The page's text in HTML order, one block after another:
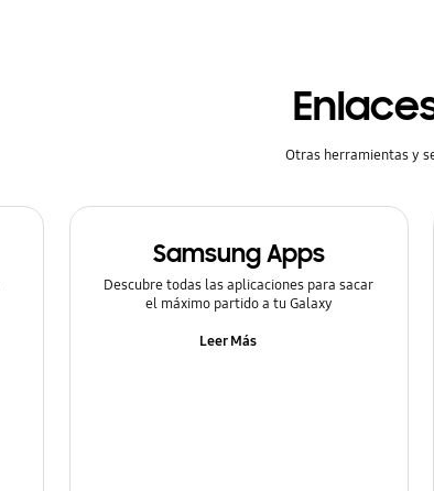
Otras herramientas y
Samsung Apps
Descubre todas las aplicaciones para sacar
el máximo partido a tu Galaxy
Leer Más